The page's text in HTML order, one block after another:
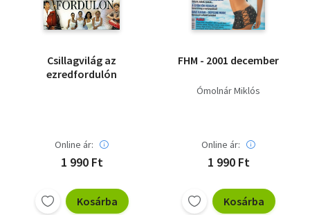
Csillagvilág az
ezredfordulón
Online ár:
1 990 Ft
Kosárba
FHM - 2001 december
Ómolnár Miklós
Online ár:
1 990 Ft
Kosárba